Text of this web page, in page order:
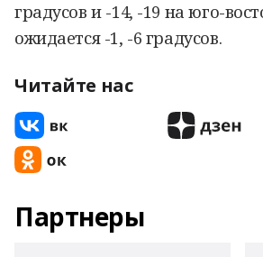
градусов и -14, -19 на юго-
ожидается -1, -6 градусов.
Читайте нас
Партнеры